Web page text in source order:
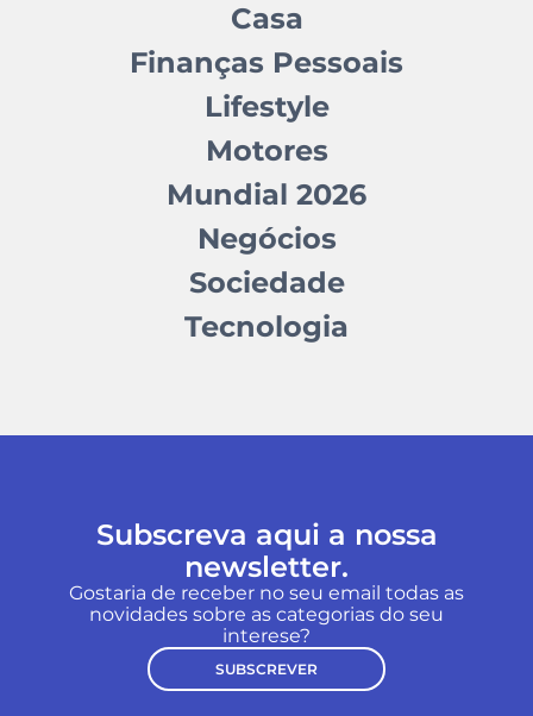
Casa
Finanças Pessoais
Lifestyle
Motores
Mundial 2026
Negócios
Sociedade
Tecnologia
Subscreva aqui a nossa
newsletter.
Gostaria de receber no seu email todas as
novidades sobre as categorias do seu
interese?
SUBSCREVER